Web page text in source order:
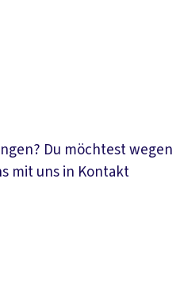
Du möchtest wegen
mit uns in Kontakt